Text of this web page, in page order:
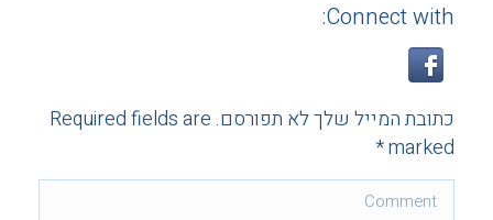
Connect with:
כתובת המייל שלך לא תפורסם. Required fields are
marked
*
Comment